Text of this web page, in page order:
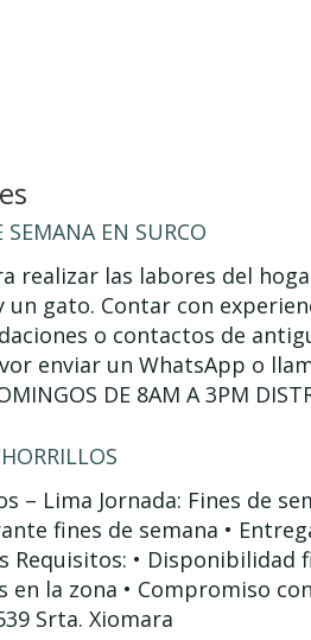
SEMANA EN SURCO
realizar las labores del
gato. Contar con
o contactos de
enviar un WhatsApp o
DE 8AM A 3PM
Lima Jornada: Fines de
fines de semana •
• Disponibilidad
la zona • Compromiso con
Srta. Xiomara